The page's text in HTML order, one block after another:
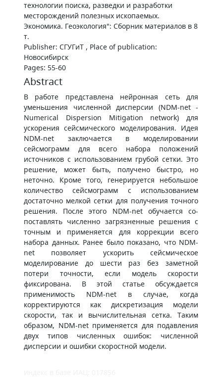
технологии поиска, разведки и разработки
месторождений полезных ископаемых.
Экономика. Геоэкология": Сборник материалов в 8
т.
Publisher: СГУГиТ , Place of publication:
Новосибирск
Pages: 55-60
Abstract
В работе представлена нейронная сеть для
уменьшения численной дисперсии (NDM-net -
Numerical Dispersion Mitigation network) для
ускорения сейсмического моделирования. Идея
NDM-net заключается в моделировании
сейсмограмм для всего набора положений
источников с использованием грубой сетки. Это
решение, может быть, получено быстро, но
неточно. Кроме того, генерируется небольшое
количество сейсмограмм с использованием
достаточно мелкой сетки для получения точного
решения. После этого NDM-net обучается со-
поставлять численно загрязненные решения с
точным и применяется для коррекции всего
набора данных. Ранее было показано, что NDM-
net позволяет ускорить сейсмическое
моделирование до шести раз без заметной
потери точности, если модель скорости
фиксирована. В этой статье обсуждается
применимость NDM-net в случае, когда
корректируются как дискретизация модели
скорости, так и вычислительная сетка. Таким
образом, NDM-net применяется для подавления
двух типов численных ошибок: численной
дисперсии и ошибки скоростной модели.